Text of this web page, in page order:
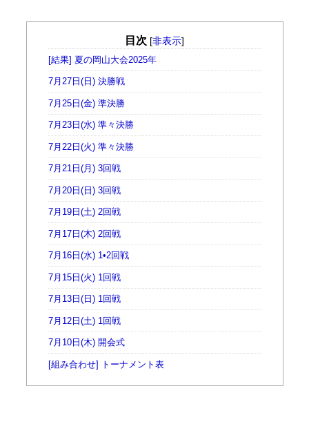
目次 [非表示]
[結果] 夏の岡山大会2025年
7月27日(日) 決勝戦
7月25日(金) 準決勝
7月23日(水) 準々決勝
7月22日(火) 準々決勝
7月21日(月) 3回戦
7月20日(日) 3回戦
7月19日(土) 2回戦
7月17日(木) 2回戦
7月16日(水) 1•2回戦
7月15日(火) 1回戦
7月13日(日) 1回戦
7月12日(土) 1回戦
7月10日(木) 開会式
[組み合わせ] トーナメント表